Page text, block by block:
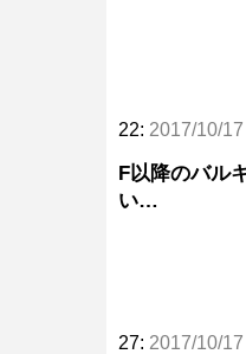
22: 2017/10/
F以降のバル
い…
27: 2017/10/